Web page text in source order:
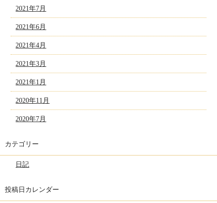
2021年7月
2021年6月
2021年4月
2021年3月
2021年1月
2020年11月
2020年7月
カテゴリー
日記
投稿日カレンダー